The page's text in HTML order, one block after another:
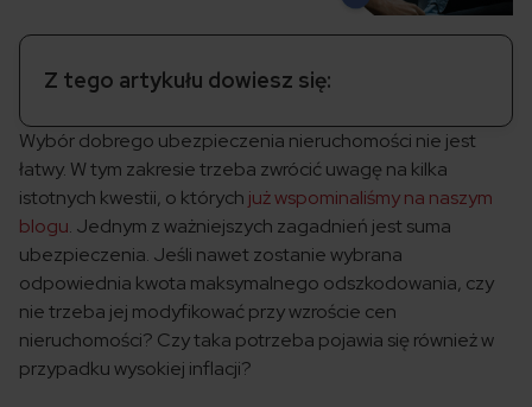
Z tego artykułu dowiesz się:
Wybór dobrego ubezpieczenia nieruchomości nie jest
łatwy. W tym zakresie trzeba zwrócić uwagę na kilka
istotnych kwestii, o których już wspominaliśmy na naszym
blogu. Jednym z ważniejszych zagadnień jest suma
ubezpieczenia. Jeśli nawet zostanie wybrana
odpowiednia kwota maksymalnego odszkodowania, czy
nie trzeba jej modyfikować przy wzroście cen
nieruchomości? Czy taka potrzeba pojawia się również w
przypadku wysokiej inflacji?